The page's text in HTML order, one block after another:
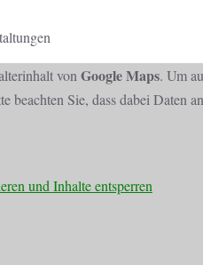
von Google Maps. Um
beachten Sie, dass dabei Daten
und Inhalte entsperren